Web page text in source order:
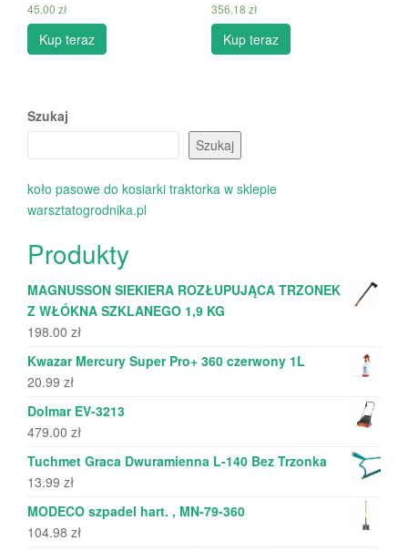
45.00 zł
Kup teraz
356.18 zł
Kup teraz
Szukaj
Szukaj
koło pasowe do kosiarki traktorka w sklepie
warsztatogrodnika.pl
Produkty
MAGNUSSON SIEKIERA ROZŁUPUJĄCA TRZONEK
Z WŁÓKNA SZKLANEGO 1,9 KG
198.00 zł
Kwazar Mercury Super Pro+ 360 czerwony 1L
20.99 zł
Dolmar EV-3213
479.00 zł
Tuchmet Graca Dwuramienna L-140 Bez Trzonka
13.99 zł
MODECO szpadel hart. , MN-79-360
104.98 zł